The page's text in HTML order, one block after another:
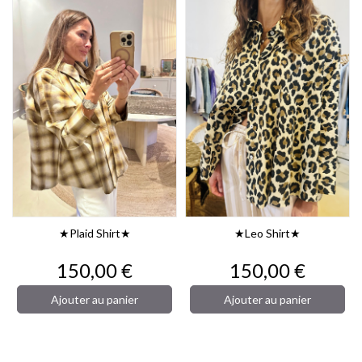
★plaid Shirt★
Prix
150,00 €
Ajouter au panier
★leo Shirt★
Prix
150,00 €
Ajouter au panier